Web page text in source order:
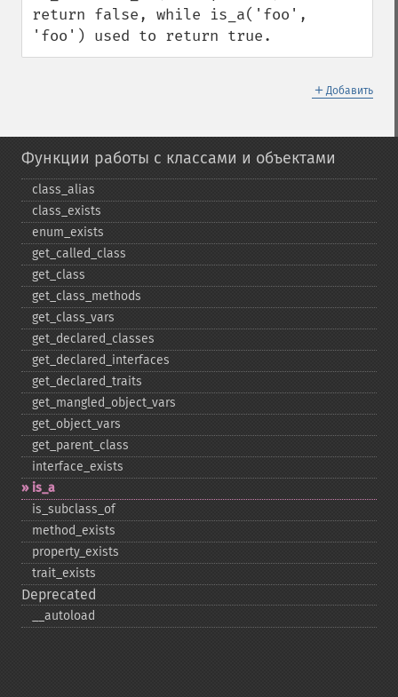
return false, while is_a('foo',
'foo') used to return true.
＋ Добавить
Функции работы с классами и объектами
class_​alias
class_​exists
enum_​exists
get_​called_​class
get_​class
get_​class_​methods
get_​class_​vars
get_​declared_​classes
get_​declared_​interfaces
get_​declared_​traits
get_​mangled_​object_​vars
get_​object_​vars
get_​parent_​class
interface_​exists
is_​a
is_​subclass_​of
method_​exists
property_​exists
trait_​exists
Deprecated
_​_​autoload